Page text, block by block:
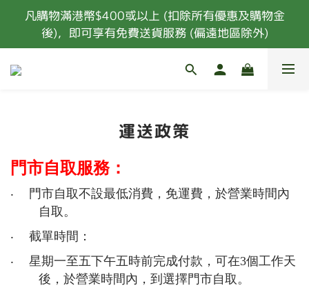
凡購物滿港幣$400或以上 (扣除所有優惠及購物金
後)，即可享有免費送貨服務 (偏遠地區除外)
後)，即可享有免費送貨服務 (偏遠地區除外)
會員購物每HK$100可獲取10點積分，積分及購物點可
後)，即可享有免費送貨服務 (偏遠地區除外)
運送政策
門市自取服務：
‧
門市自取不設最低消費，免運費，於營業時間內
自取。
‧
截單時間：
‧
星期一至五下午五時前完成付款，可在3個工作天
後，於營業時間內，到選擇門市自取。